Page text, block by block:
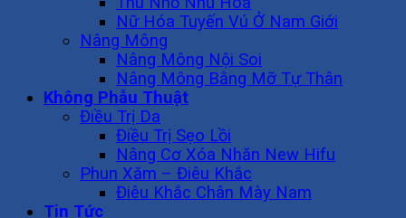
Nữ Hóa Tuyến Vú Ở Nam Giới
Nâng Mông
Nâng Mông Nội Soi
Nâng Mông Bằng Mỡ Tự Thân
Không Phẫu Thuật
Điều Trị Da
Điều Trị Sẹo Lồi
Nâng Cơ Xóa Nhăn New Hifu
Phun Xăm – Điêu Khắc
Điêu Khắc Chân Mày Nam
Tin Tức